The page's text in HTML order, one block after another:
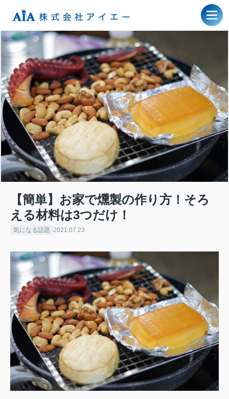
【簡単】お家で燻製の作り方！そろ
える材料は3つだけ！
気になる話題 2021.07.23